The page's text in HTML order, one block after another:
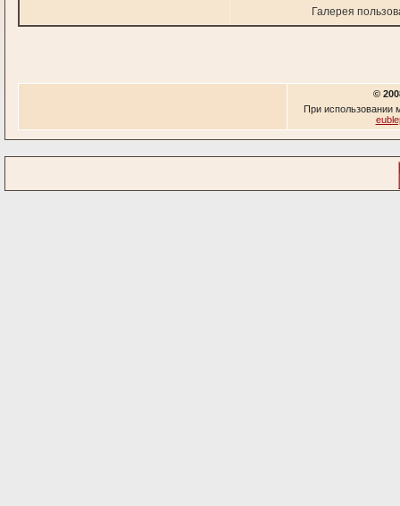
Галерея
©
При использовании